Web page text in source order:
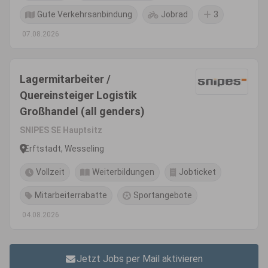
Gute Verkehrsanbindung Jobrad 3
07.08.2026
Lagermitarbeiter /
Quereinsteiger Logistik
Großhandel (all genders)
SNIPES SE Hauptsitz
Erftstadt, Wesseling
Vollzeit Weiterbildungen Jobticket
Mitarbeiterrabatte Sportangebote
04.08.2026
Jetzt Jobs per Mail aktivieren